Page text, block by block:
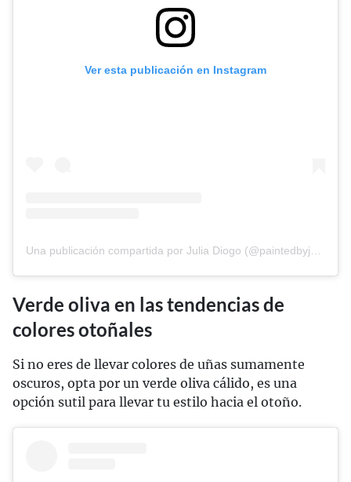
Ver esta publicación en Instagram
Verde oliva en las tendencias de
colores otoñales
Si no eres de llevar colores de uñas sumamente
oscuros, opta por un verde oliva cálido, es una
opción sutil para llevar tu estilo hacia el otoño.